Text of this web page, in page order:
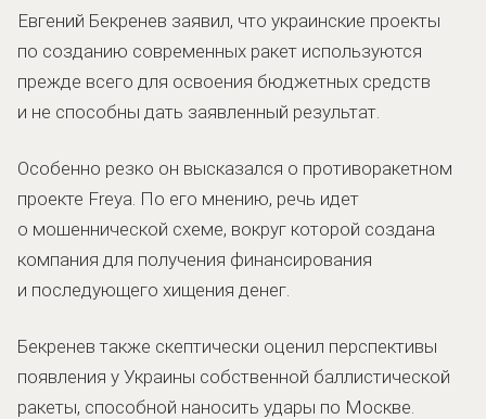
Евгений Бекренев заявил, что украинские проекты
по созданию современных ракет используются
прежде всего для освоения бюджетных средств
и не способны дать заявленный результат.
Особенно резко он высказался о противоракетном
проекте Freya. По его мнению, речь идет
о мошеннической схеме, вокруг которой создана
компания для получения финансирования
и последующего хищения денег.
Бекренев также скептически оценил перспективы
появления у Украины собственной баллистической
ракеты, способной наносить удары по Москве.